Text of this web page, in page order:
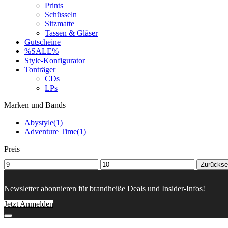
Prints
Schüsseln
Sitzmatte
Tassen & Gläser
Gutscheine
%SALE%
Style-Konfigurator
Tonträger
CDs
LPs
Marken und Bands
Abystyle(1)
Adventure Time(1)
Preis
Min
Preis
Maximaler
Preis
Newsletter abonnieren für brandheiße Deals und Insider-Infos!
Jetzt Anmelden